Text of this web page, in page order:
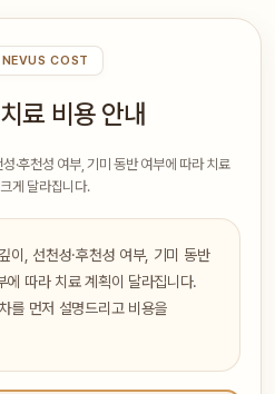
COST
료 비용 안내
·후천성 여부, 기미 동반 여부에 따라 치료
게 달라집니다.
이, 선천성·후천성 여부, 기미 동반
에 따라 치료 계획이 달라집니다.
를 먼저 설명드리고 비용을